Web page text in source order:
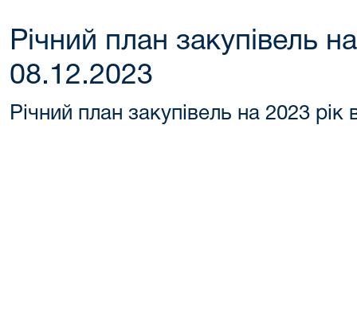
Річний план закупівель
08.12.2023
Річний план закупівель на 2023 рік